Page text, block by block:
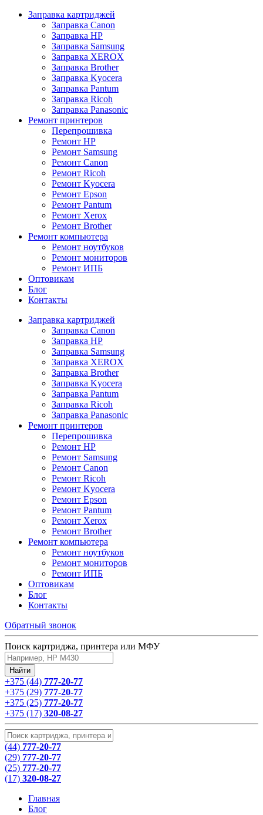
Заправка картриджей
Заправка Canon
Заправка HP
Заправка Samsung
Заправка XEROX
Заправка Brother
Заправка Kyocera
Заправка Pantum
Заправка Ricoh
Заправка Panasonic
Ремонт принтеров
Перепрошивка
Ремонт HP
Ремонт Samsung
Ремонт Canon
Ремонт Ricoh
Ремонт Kyocera
Ремонт Epson
Ремонт Pantum
Ремонт Xerox
Ремонт Brother
Ремонт компьютера
Ремонт ноутбуков
Ремонт мониторов
Ремонт ИПБ
Оптовикам
Блог
Контакты
Заправка картриджей
Заправка Canon
Заправка HP
Заправка Samsung
Заправка XEROX
Заправка Brother
Заправка Kyocera
Заправка Pantum
Заправка Ricoh
Заправка Panasonic
Ремонт принтеров
Перепрошивка
Ремонт HP
Ремонт Samsung
Ремонт Canon
Ремонт Ricoh
Ремонт Kyocera
Ремонт Epson
Ремонт Pantum
Ремонт Xerox
Ремонт Brother
Ремонт компьютера
Ремонт ноутбуков
Ремонт мониторов
Ремонт ИПБ
Оптовикам
Блог
Контакты
Обратный звонок
Поиск картриджа, принтера или МФУ
+375 (44) 777-20-77
+375 (29) 777-20-77
+375 (25) 777-20-77
+375 (17) 320-08-27
(44) 777-20-77
(29) 777-20-77
(25) 777-20-77
(17) 320-08-27
Главная
Блог